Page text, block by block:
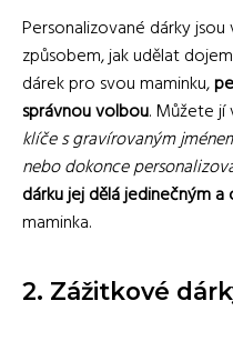
Personalizované dárky
způsobem, jak udělat
dárek pro svou maminku,
správnou volbou. Můžete jí
klíče s gravírovaným
nebo dokonce
dárku jej dělá jedinečným a
maminka.
2. Zážitkové